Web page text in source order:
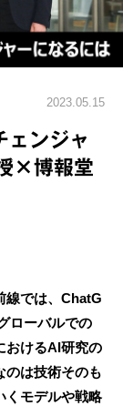
2023.05.15
ェンジャ
×博報堂
線では、ChatG
ローバルでの
おけるAI研究の
のは技術そのも
くモデルや戦略